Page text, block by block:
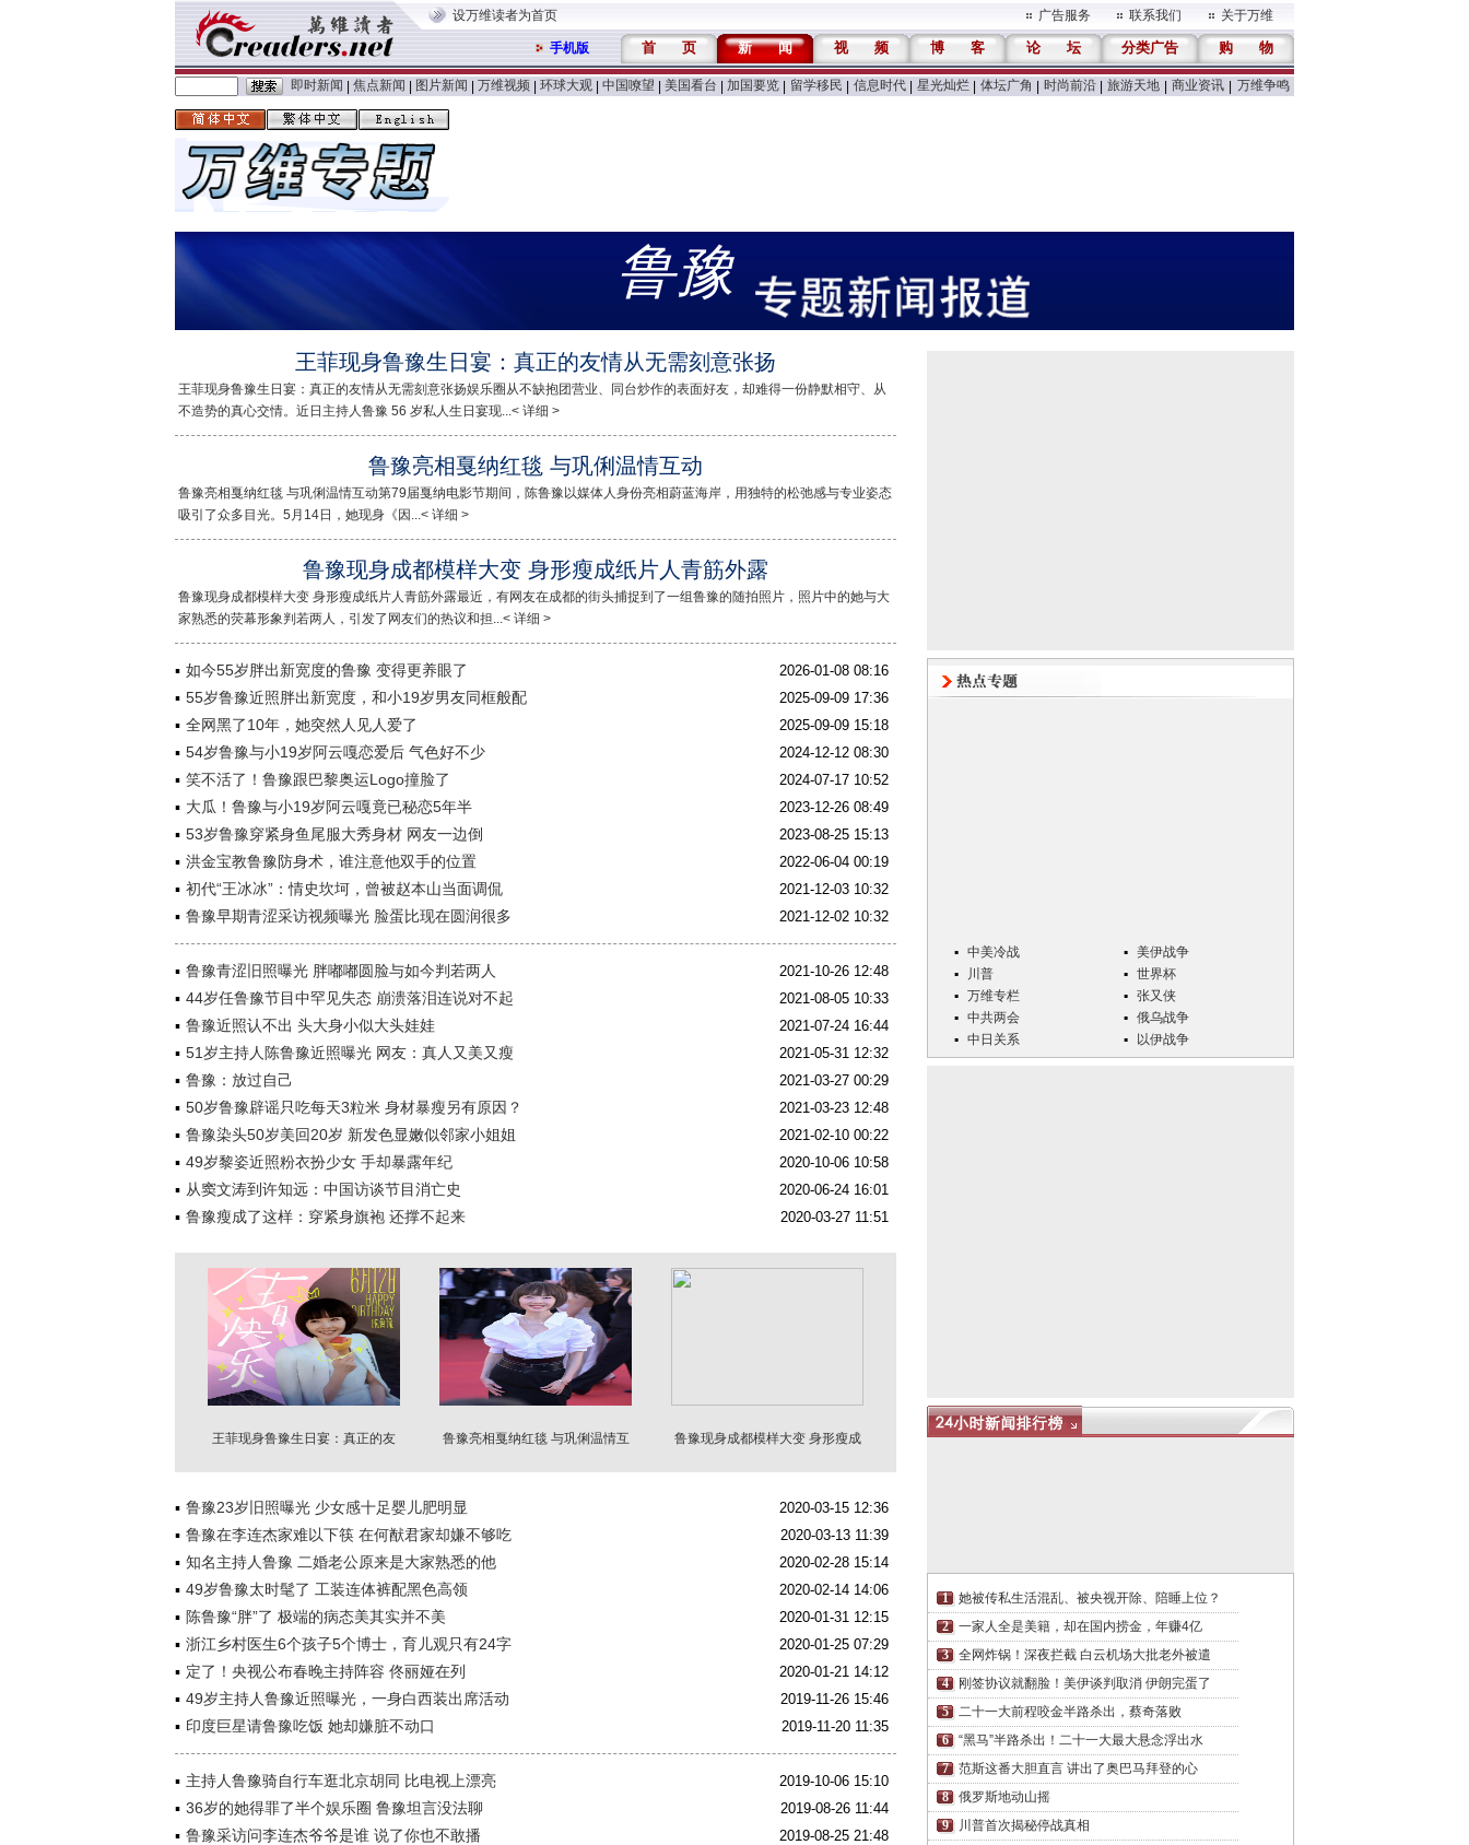
设万维读者为首页 广告服务 联系我们 关于万维
手机版 首 页 新 闻 视 频 博 客 论 坛 分类广告 购 物
即时新闻 焦点新闻 图片新闻 万维视频 环球大观 中国嘹望 美国看台 加国要览 留学移民 信息时代 星光灿烂 体坛广角 时尚前沿 旅游天地 商业资讯 万维争鸣
鲁豫
王菲现身鲁豫生日宴：真正的友情从无需刻意张扬
王菲现身鲁豫生日宴：真正的友情从无需刻意张扬娱乐圈从不缺抱团营业、同台炒作的表面好友，却难得一份静默相守、从
不造势的真心交情。近日主持人鲁豫 56 岁私人生日宴现...< 详细 >
鲁豫亮相戛纳红毯 与巩俐温情互动
鲁豫亮相戛纳红毯 与巩俐温情互动第79届戛纳电影节期间，陈鲁豫以媒体人身份亮相蔚蓝海岸，用独特的松弛感与专业姿态
吸引了众多目光。5月14日，她现身《因...< 详细 >
鲁豫现身成都模样大变 身形瘦成纸片人青筋外露
鲁豫现身成都模样大变 身形瘦成纸片人青筋外露最近，有网友在成都的街头捕捉到了一组鲁豫的随拍照片，照片中的她与大
家熟悉的荧幕形象判若两人，引发了网友们的热议和担...< 详细 >
如今55岁胖出新宽度的鲁豫 变得更养眼了 2026-01-08 08:16
55岁鲁豫近照胖出新宽度，和小19岁男友同框般配 2025-09-09 17:36
全网黑了10年，她突然人见人爱了 2025-09-09 15:18
54岁鲁豫与小19岁阿云嘎恋爱后 气色好不少 2024-12-12 08:30
笑不活了！鲁豫跟巴黎奥运Logo撞脸了 2024-07-17 10:52
大瓜！鲁豫与小19岁阿云嘎竟已秘恋5年半 2023-12-26 08:49
53岁鲁豫穿紧身鱼尾服大秀身材 网友一边倒 2023-08-25 15:13
洪金宝教鲁豫防身术，谁注意他双手的位置 2022-06-04 00:19
初代“王冰冰”：情史坎坷，曾被赵本山当面调侃 2021-12-03 10:32
鲁豫早期青涩采访视频曝光 脸蛋比现在圆润很多 2021-12-02 10:32
鲁豫青涩旧照曝光 胖嘟嘟圆脸与如今判若两人 2021-10-26 12:48
44岁任鲁豫节目中罕见失态 崩溃落泪连说对不起 2021-08-05 10:33
鲁豫近照认不出 头大身小似大头娃娃 2021-07-24 16:44
51岁主持人陈鲁豫近照曝光 网友：真人又美又瘦 2021-05-31 12:32
鲁豫：放过自己 2021-03-27 00:29
50岁鲁豫辟谣只吃每天3粒米 身材暴瘦另有原因？ 2021-03-23 12:48
鲁豫染头50岁美回20岁 新发色显嫩似邻家小姐姐 2021-02-10 00:22
49岁黎姿近照粉衣扮少女 手却暴露年纪 2020-10-06 10:58
从窦文涛到许知远：中国访谈节目消亡史 2020-06-24 16:01
鲁豫瘦成了这样：穿紧身旗袍 还撑不起来 2020-03-27 11:51
王菲现身鲁豫生日宴：真正的友
鲁豫亮相戛纳红毯 与巩俐温情互
鲁豫现身成都模样大变 身形瘦成
鲁豫23岁旧照曝光 少女感十足婴儿肥明显 2020-03-15 12:36
鲁豫在李连杰家难以下筷 在何猷君家却嫌不够吃 2020-03-13 11:39
知名主持人鲁豫 二婚老公原来是大家熟悉的他 2020-02-28 15:14
49岁鲁豫太时髦了 工装连体裤配黑色高领 2020-02-14 14:06
陈鲁豫“胖”了 极端的病态美其实并不美 2020-01-31 12:15
浙江乡村医生6个孩子5个博士，育儿观只有24字 2020-01-25 07:29
定了！央视公布春晚主持阵容 佟丽娅在列 2020-01-21 14:12
49岁主持人鲁豫近照曝光，一身白西装出席活动 2019-11-26 15:46
印度巨星请鲁豫吃饭 她却嫌脏不动口 2019-11-20 11:35
主持人鲁豫骑自行车逛北京胡同 比电视上漂亮 2019-10-06 15:10
36岁的她得罪了半个娱乐圈 鲁豫坦言没法聊 2019-08-26 11:44
鲁豫采访问李连杰爷爷是谁 说了你也不敢播 2019-08-25 21:48
中美冷战
美伊战争
川普
世界杯
万维专栏
张又侠
中共两会
俄乌战争
中日关系
以伊战争
她被传私生活混乱、被央视开除、陪睡上位？
一家人全是美籍，却在国内捞金，年赚4亿
全网炸锅！深夜拦截 白云机场大批老外被遣
刚签协议就翻脸！美伊谈判取消 伊朗完蛋了
二十一大前程咬金半路杀出，蔡奇落败
“黑马”半路杀出！二十一大最大悬念浮出水
范斯这番大胆直言 讲出了奥巴马拜登的心
俄罗斯地动山摇
川普首次揭秘停战真相